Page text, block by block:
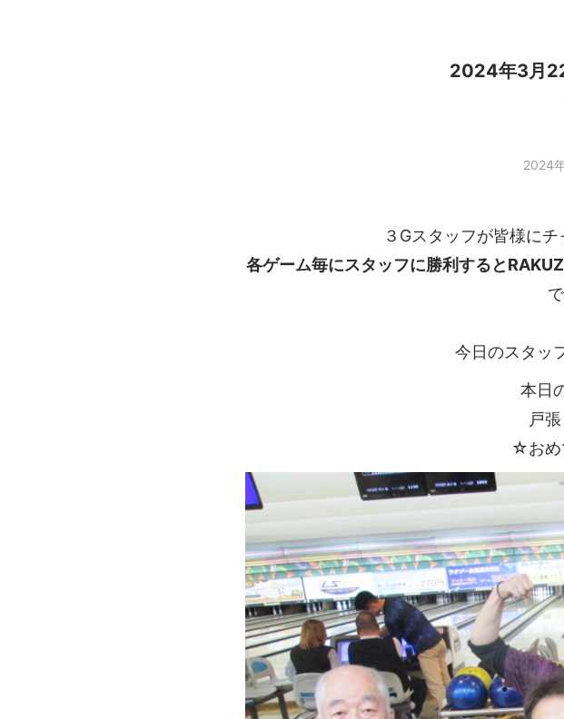
2024年3月
2024
３Gスタッフが皆様に
各ゲーム毎にスタッフに勝利すると
今日のスタッ
本日
戸
☆おめ